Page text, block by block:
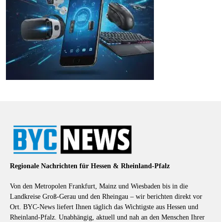
Regionale Nachrichten für Hessen & Rheinland-Pfalz
Von den Metropolen Frankfurt, Mainz und Wiesbaden bis in die
Landkreise Groß-Gerau und den Rheingau – wir berichten direkt vor
Ort. BYC-News liefert Ihnen täglich das Wichtigste aus Hessen und
Rheinland-Pfalz. Unabhängig, aktuell und nah an den Menschen Ihrer